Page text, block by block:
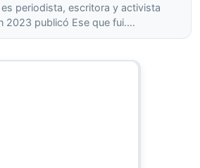
es periodista, escritora y activista
2023 publicó Ese que fui.…